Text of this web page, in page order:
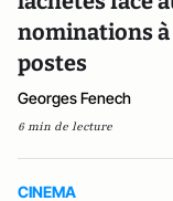
nominations à
postes
Georges Fenech
6 min de lecture
CINEMA